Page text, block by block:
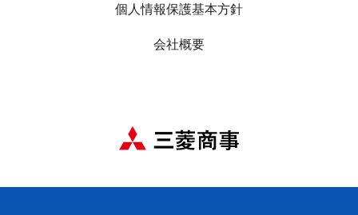
個人情報保護基本方針
会社概要